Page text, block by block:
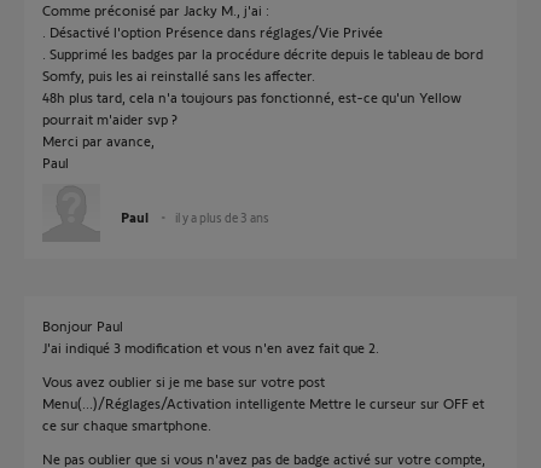
Comme préconisé par Jacky M., j'ai :
. Désactivé l'option Présence dans réglages/Vie Privée
. Supprimé les badges par la procédure décrite depuis le tableau de bord
Somfy, puis les ai reinstallé sans les affecter.
48h plus tard, cela n'a toujours pas fonctionné, est-ce qu'un Yellow
pourrait m'aider svp ?
Merci par avance,
Paul
Paul il y a plus de 3 ans
Bonjour Paul
J'ai indiqué 3 modification et vous n'en avez fait que 2.
Vous avez oublier si je me base sur votre post
Menu(...)/Réglages/Activation intelligente Mettre le curseur sur OFF et
ce sur chaque smartphone.
Ne pas oublier que si vous n'avez pas de badge activé sur votre compte,